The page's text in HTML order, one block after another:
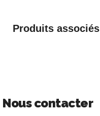
Produits associés
Nous contacter